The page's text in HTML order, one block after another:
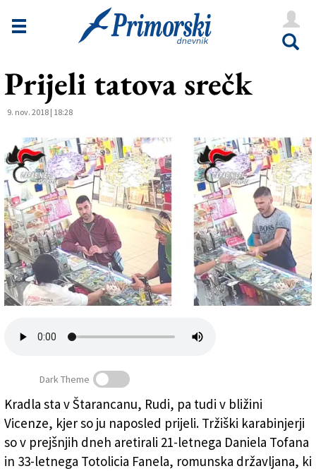
Novice
Goriška
Kultura
Šport
Še
Vreme
V Kioskih
Uredništvo
Oglasi
Založnik
Naročnine
Prijeli tatova srečk
9. nov. 2018 | 18:28
Prijeli tatova srečk
Dark Theme
Kradla sta v Štarancanu, Rudi, pa tudi v bližini
Vicenze, kjer so ju naposled prijeli. Tržiški karabinjerji
so v prejšnjih dneh aretirali 21-letnega Daniela Tofana
in 33-letnega Totolicia Fanela, romunska državljana, ki